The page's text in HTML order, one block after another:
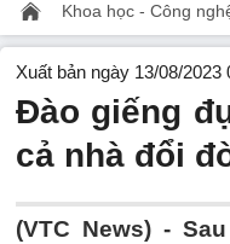
Khoa học - Công
Xuất bản ngày 13/08/2023
Đào giếng
cả nhà đổi
(VTC News) -